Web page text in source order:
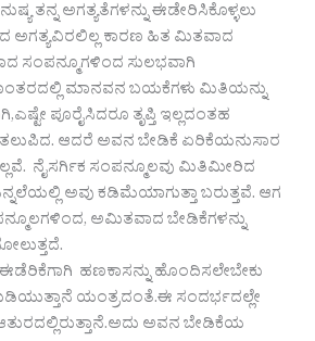
ತನ್ನ ಅಗತ್ಯತೆಗಳನ್ನು ಈಡೇರಿಸಿಕೊಳ್ಳಲು
ಅಗತ್ಯವಿರಲಿಲ್ಲ ಕಾರಣ ಹಿತ ಮಿತವಾದ
ಸಂಪನ್ಮೂಗಳಿಂದ ಸುಲಭವಾಗಿ
ಮಾನವನ ಬಯಕೆಗಳು ಮಿತಿಯನ್ನು
ಪೂರೈಸಿದರೂ ತೃಪ್ತಿ ಇಲ್ಲದಂತಹ
ತಲುಪಿದ. ಆದರೆ ಅವನ ಬೇಡಿಕೆ ಏರಿಕೆಯನುಸಾರ
ನೈಸರ್ಗಿಕ ಸಂಪನ್ಮೂಲವು ಮಿತಿಮೀರಿದ
ಅವು ಕಡಿಮೆಯಾಗುತ್ತಾ ಬರುತ್ತವೆ. ಆಗ
ಅಮಿತವಾದ ಬೇಡಿಕೆಗಳನ್ನು
ಹಣಕಾಸನ್ನು ಹೊಂದಿಸಲೇಬೇಕು
ಯಂತ್ರದಂತೆ.ಈ ಸಂದರ್ಭದಲ್ಲೇ
ಅವನ ಬೇಡಿಕೆಯ